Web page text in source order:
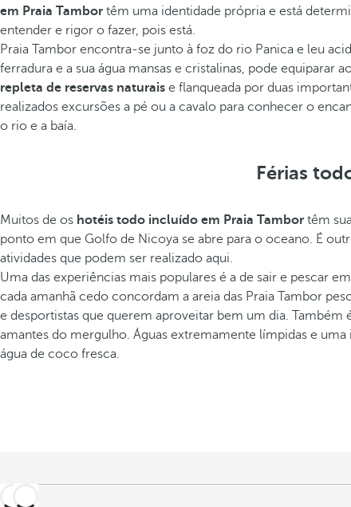
em Praia Tambor têm uma identidade própria e está
entender e rigor o fazer, pois está.
Praia Tambor encontra-se junto à foz do rio Panica e leu
ferradura e a sua água mansas e cristalinas, pode equiparar
repleta de reservas naturais e flanqueada por duas
realizados excursões a pé ou a cavalo para conhecer o
o rio e a baía.
Férias
Muitos de os hotéis todo incluído em Praia Tambor têm
ponto em que Golfo de Nicoya se abre para o oceano. É
atividades que podem ser realizado aqui.
Uma das experiências mais populares é a de sair e pescar
cada amanhã cedo concordam a areia das Praia Tambor
e desportistas que querem aproveitar bem um dia. Também
amantes do mergulho. Águas extremamente límpidas e
água de coco fresca.